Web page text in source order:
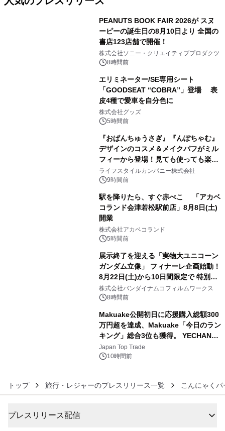
PEANUTS BOOK FAIR 2026が スヌ
ーピーの誕生日の8月10日より 全国の
書店123店舗で開催！
株式会社ソニー・クリエイティブプロダクツ
8時間前
エリミネーター/SE専用シート
「GOODSEAT “COBRA”」登場 表
皮4種で愛車を自分色に
株式会社グッズ
5時間前
『おぱんちゅうさぎ』『んぽちゃむ』
デザインのコスメ＆メイクパフがミル
フィーから登場！見ても使っても楽し
い、ポップでキュートなコレクショ
ン。
ライフスタイルカンパニー株式会社
9時間前
駅を降りたら、すぐ赤べこ 「アカベ
コランド会津若松駅前店」8月8日(土)
開業
株式会社アカベコランド
5時間前
展示終了を迎える「実物大ユニコーン
ガンダム立像」 フィナーレ企画始動！
8月22日(土)から10日間限定で 特別映
像『UNICORN GUNDAM Statue ―
BEYOND POSSIBILITY ―』を上映！
株式会社バンダイナムコフィルムワークス
8時間前
Makuake公開初日に応援購入総額300
万円超を達成、Makuake「今日のラン
キング」総合3位も獲得。 YECHAN音
浴シンギングボウル第2弾の大型サイ
ズ（XL・2XL・3XL）を先行販売中
Japan Top Trade
10時間前
トップ 旅行・レジャーのプレスリリース一覧 こんにゃくパ
プレスリリース配信